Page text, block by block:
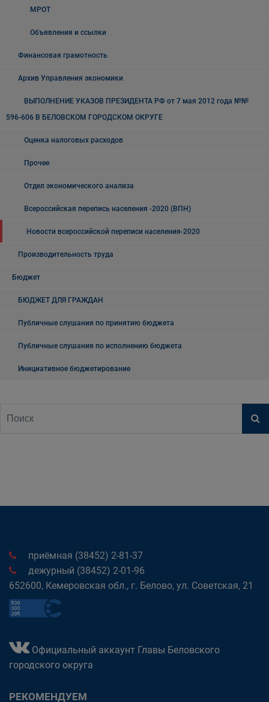
МРОТ
Объявления и ссылки
Финансовая грамотность
Архив Управления экономики
ВЫПОЛНЕНИЕ УКАЗОВ ПРЕЗИДЕНТА РФ от 7 мая 2012 года №№
596-606 В БЕЛОВСКОМ ГОРОДСКОМ ОКРУГЕ
Оценка налоговых расходов
Прочее
Отдел экономического анализа
Всероссийская перепись населения -2020 (ВПН)
Новости всероссийской переписи населения-2020
Производительность труда
Бюджет
БЮДЖЕТ ДЛЯ ГРАЖДАН
Публичные слушания по принятию бюджета
Публичные слушания по исполнению бюджета
Инициативное бюджетирование
приёмная (38452) 2-81-37
дежурный (38452) 2-01-96
652600, Кемеровская обл., г. Белово, ул. Советская, 21
Официальный аккаунт Главы Беловского
городского округа
РЕКОМЕНДУЕМ